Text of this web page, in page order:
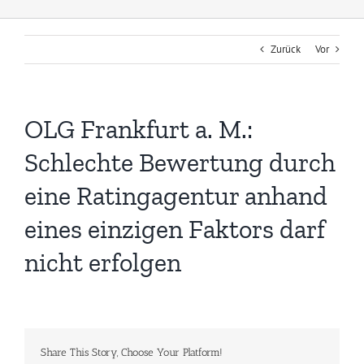
Zurück Vor
OLG Frankfurt a. M.:
Schlechte Bewertung durch
eine Ratingagentur anhand
eines einzigen Faktors darf
nicht erfolgen
Share This Story, Choose Your Platform!